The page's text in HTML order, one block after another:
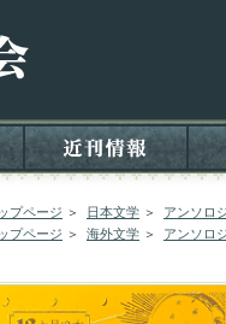
プページ ＞ 日本文学 ＞ アンソロ
プページ ＞ 海外文学 ＞ アンソロ